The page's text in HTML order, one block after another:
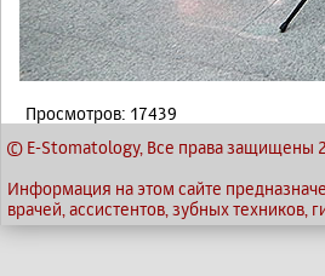
Просмотров: 17439
© E-Stomatology, Все права защищены
Информация на этом сайте
врачей, ассистентов, зубных техников,